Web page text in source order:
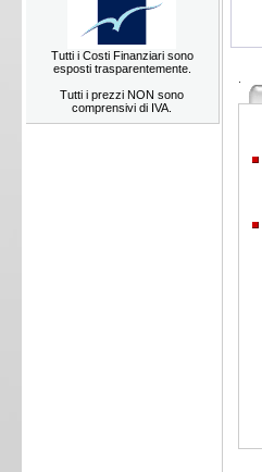
Tutti i Costi Finanziari sono
esposti trasparentemente.
Tutti i prezzi NON sono
comprensivi di IVA.